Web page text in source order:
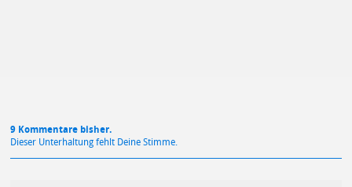
9 Kommentare bisher.
Dieser Unterhaltung fehlt Deine Stimme.